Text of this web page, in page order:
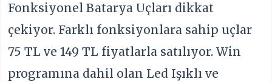
Fonksiyonel Batarya Uçları dikkat
çekiyor. Farklı fonksiyonlara sahip uçlar
75 TL ve 149 TL fiyatlarla satılıyor. Win
programına dahil olan Led Işıklı ve